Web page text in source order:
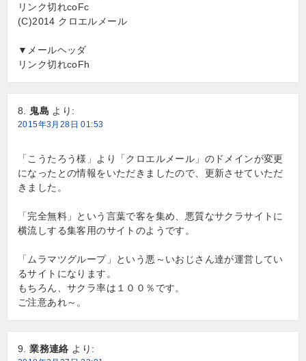
リンク切れcoFc
(C)2014 クロエルメール
▼メールヘッダ
リンク切れcoFh
鬼島 より:
2015年3月28日 01:53
「こうたろう様」より「クロエルメール」のドメインが変更
になったとの情報をいただきましたので、更新させていただ
きました。
「完全無料」という言葉で客を集め、悪質なサクラサイトに
横流しする集客用のサイトのようです。
「ムラマツグループ」という悪～いおじさん達が運営してい
るサイトになります。
もちろん、サクラ率は１００％です。
ご注意あれ～。
業務連絡 より: